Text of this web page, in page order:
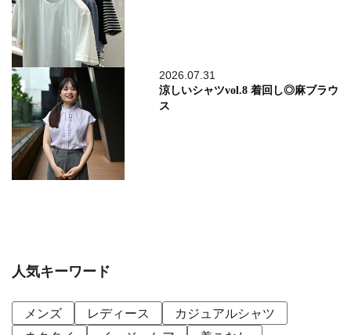
2026.07.31
涼しいシャツvol.8 着回し◎麻ブラウ
ス
人気キーワード
メンズ レディース
カジュアルシャツ